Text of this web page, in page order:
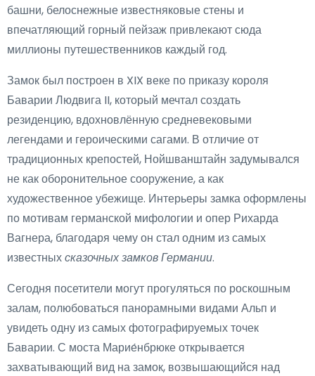
башни, белоснежные известняковые стены и
впечатляющий горный пейзаж привлекают сюда
миллионы путешественников каждый год.
Замок был построен в XIX веке по приказу короля
Баварии Людвига II, который мечтал создать
резиденцию, вдохновлённую средневековыми
легендами и героическими сагами. В отличие от
традиционных крепостей, Нойшванштайн задумывался
не как оборонительное сооружение, а как
художественное убежище. Интерьеры замка оформлены
по мотивам германской мифологии и опер Рихарда
Вагнера, благодаря чему он стал одним из самых
известныхсказочных замков Германии.
Сегодня посетители могут прогуляться по роскошным
залам, полюбоваться панорамными видами Альп и
увидеть одну из самых фотографируемых точек
Баварии. С моста Марие́нбрюке открывается
захватывающий вид на замок, возвышающийся над